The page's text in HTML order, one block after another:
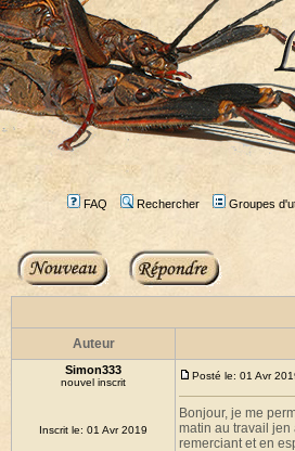
FAQ Rechercher Groupes
Auteur
Simon333
nouvel inscrit
Inscrit le: 01 Avr 2019
Posté le: 01 Avr
Bonjour, je me
matin au travail jen
remerciant et en